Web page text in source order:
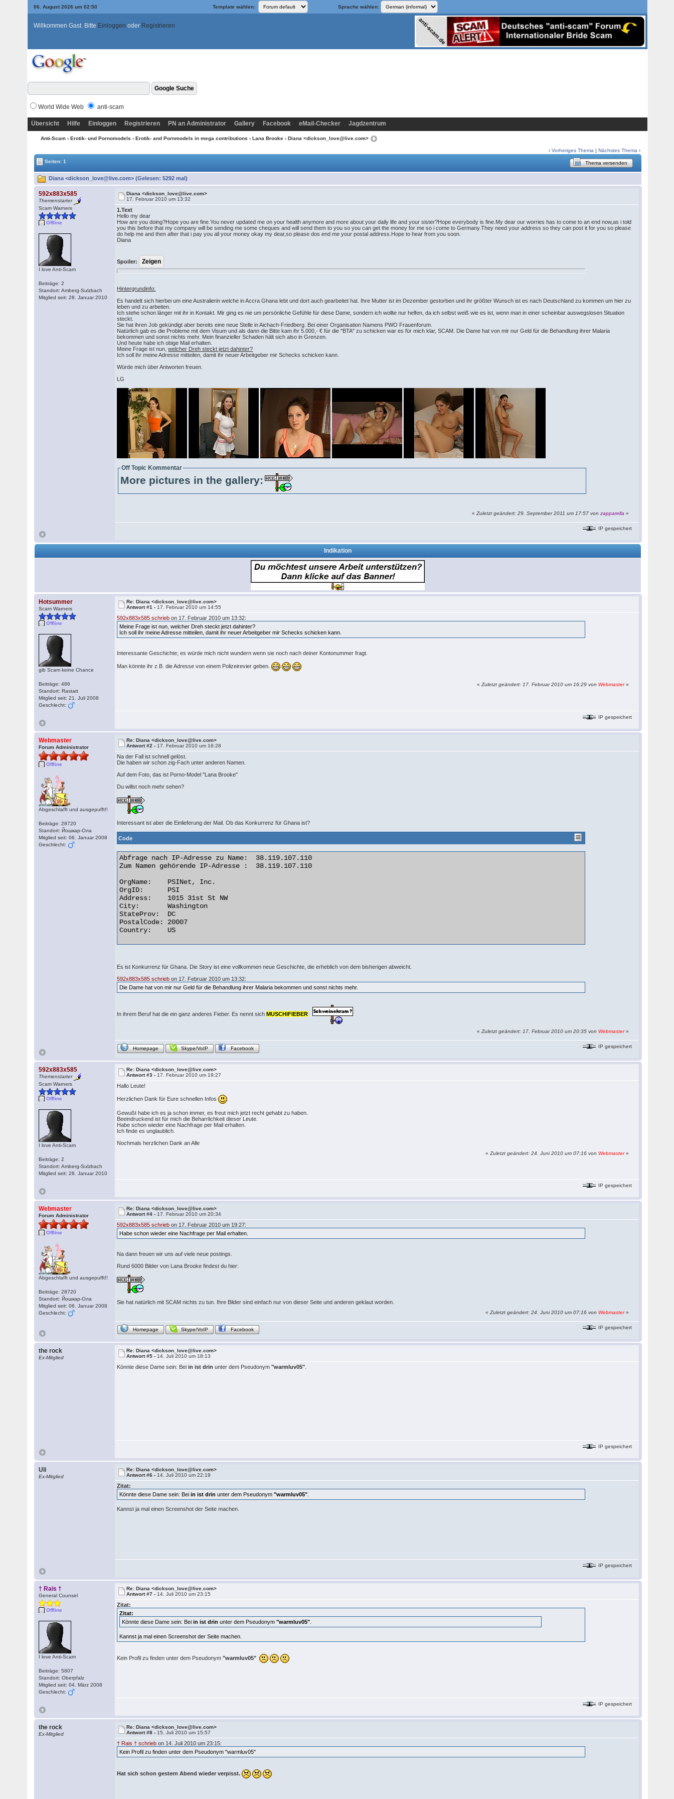
06. August 2026 um 02:50 Template wählen: Sprache wählen:
Willkommen Gast. Bitte Einloggen oder Registrieren
World Wide Web anti-scam
Übersicht Hilfe Einloggen Registrieren PN an Administrator Gallery Facebook eMail-Checker Jagdzentrum
Anti-Scam › Erotik- und Pornomodels › Erotik- and Pornmodels in mega contributions › Lana Brooke › Diana <dickson_love@live.com>
‹Vorheriges Thema |Nächstes Thema ›
Seiten: 1
Thema versenden
Diana <dickson_love@live.com> (Gelesen: 5292 mal)
592x883x585
Themenstarter
Scam Warners
Offline
I love Anti-Scam
Beiträge: 2
Standort: Amberg-Sulzbach
Mitglied seit: 28. Januar 2010
Diana <dickson_love@live.com>
17. Februar 2010 um 13:32
1.Text
Hello my dear
How are you doing?Hope you are fine.You never updated me on your health anymore and more about your daily life and your sister?Hope everybody is fine.My dear our worries has to come to an end now,as i told
you this before that my company will be sending me some cheques and will send them to you so you can get the money for me so i come to Germany.They need your address so they can post it for you so please
do help me and then after that i pay you all your money okay my dear,so please dos end me your postal address.Hope to hear from you soon.
Diana
Spoiler:
Hintergrundinfo:
Es handelt sich hierbei um eine Australierin welche in Accra Ghana lebt und dort auch gearbeitet hat. Ihre Mutter ist im Dezember gestorben und ihr größter Wunsch ist es nach Deutschland zu kommen um hier zu
leben und zu arbeiten.
Ich stehe schon länger mit ihr in Kontakt. Mir ging es nie um persönliche Gefühle für diese Dame, sondern ich wollte nur helfen, da ich selbst weiß wie es ist, wenn man in einer scheinbar auswegslosen Situation
steckt.
Sie hat ihren Job gekündigt aber bereits eine neue Stelle in Aichach-Friedberg. Bei einer Organisation Namens PWO Frauenforum.
Natürlich gab es die Probleme mit dem Visum und als dann die Bitte kam ihr 5.000,- € für die "BTA" zu schicken war es für mich klar, SCAM. Die Dame hat von mir nur Geld für die Behandlung ihrer Malaria
bekommen und sonst nichts mehr. Mein finanzieller Schaden hält sich also in Grenzen.
Und heute habe ich obige Mail erhalten.
Meine Frage ist nun,welcher Dreh steckt jetzt dahinter?
Ich soll ihr meine Adresse mitteilen, damit ihr neuer Arbeitgeber mir Schecks schicken kann.
Würde mich über Antworten freuen.
LG
Off Topic Kommentar
More pictures in the gallery:
«Zuletzt geändert: 29. September 2011 um 17:57 vonzapparella »
IP gespeichert
Indikation
Hotsummer
Scam Warners
Offline
gib Scam keine Chance
Beiträge: 486
Standort: Rastatt
Mitglied seit: 21. Juli 2008
Geschlecht:
Re: Diana <dickson_love@live.com>
Antwort #1 - 17. Februar 2010 um 14:55
592x883x585 schrieb on 17. Februar 2010 um 13:32:
Meine Frage ist nun, welcher Dreh steckt jetzt dahinter?
Ich soll ihr meine Adresse mitteilen, damit ihr neuer Arbeitgeber mir Schecks schicken kann.
Interessante Geschichte; es würde mich nicht wundern wenn sie noch nach deiner Kontonummer fragt.
Man könnte ihr z.B. die Adresse von einem Polizeirevier geben.
«Zuletzt geändert: 17. Februar 2010 um 16:29 von Webmaster»
IP gespeichert
Webmaster
Forum Administrator
Offline
Abgeschlafft und ausgepufft!!
Beiträge: 28720
Standort: Йошкар-Ола
Mitglied seit: 06. Januar 2008
Geschlecht:
Re: Diana <dickson_love@live.com>
Antwort #2 - 17. Februar 2010 um 16:28
Na der Fall ist schnell gelöst.
Die haben wir schon zig-Fach unter anderen Namen.
Auf dem Foto, das ist Porno-Model "Lana Brooke"
Du willst noch mehr sehen?
Interessant ist aber die Einlieferung der Mail. Ob das Konkurrenz für Ghana ist?
Code
Abfrage nach IP-Adresse zu Name:  38.119.107.110
Zum Namen gehörende IP-Adresse :  38.119.107.110
OrgName:    PSINet, Inc.
OrgID:      PSI
Address:    1015 31st St NW
City:       Washington
StateProv:  DC
PostalCode: 20007
Country:    US
Es ist Konkurrenz für Ghana. Die Story ist eine vollkommen neue Geschichte, die erheblich von dem bisherigen abweicht.
592x883x585 schrieb on 17. Februar 2010 um 13:32:
Die Dame hat von mir nur Geld für die Behandlung ihrer Malaria bekommen und sonst nichts mehr.
In ihrem Beruf hat die ein ganz anderes Fieber. Es nennt sichMUSCHIFIEBER
«Zuletzt geändert: 17. Februar 2010 um 20:35 von Webmaster»
Homepage Skype/VoIP Facebook IP gespeichert
592x883x585
Themenstarter
Scam Warners
Offline
I love Anti-Scam
Beiträge: 2
Standort: Amberg-Sulzbach
Mitglied seit: 28. Januar 2010
Re: Diana <dickson_love@live.com>
Antwort #3 - 17. Februar 2010 um 19:27
Hallo Leute!
Herzlichen Dank für Eure schnellen Infos
Gewußt habe ich es ja schon immer, es freut mich jetzt recht gehabt zu haben.
Beeindruckend ist für mich die Beharrlichkeit dieser Leute.
Habe schon wieder eine Nachfrage per Mail erhalten.
Ich finde es unglaublich.
Nochmals herzlichen Dank an Alle
«Zuletzt geändert: 24. Juni 2010 um 07:16 von Webmaster»
IP gespeichert
Webmaster
Forum Administrator
Offline
Abgeschlafft und ausgepufft!!
Beiträge: 28720
Standort: Йошкар-Ола
Mitglied seit: 06. Januar 2008
Geschlecht:
Re: Diana <dickson_love@live.com>
Antwort #4 - 17. Februar 2010 um 20:34
592x883x585 schrieb on 17. Februar 2010 um 19:27:
Habe schon wieder eine Nachfrage per Mail erhalten.
Na dann freuen wir uns auf viele neue postings.
Rund 6000 Bilder von Lana Brooke findest du hier:
Sie hat natürlich mit SCAM nichts zu tun. Ihre Bilder sind einfach nur von dieser Seite und anderen geklaut worden.
«Zuletzt geändert: 24. Juni 2010 um 07:16 von Webmaster»
Homepage Skype/VoIP Facebook IP gespeichert
the rock
Ex-Mitglied
Re: Diana <dickson_love@live.com>
Antwort #5 - 14. Juli 2010 um 18:13
Könnte diese Dame sein: Beiin ist drin unter dem Pseudonym"warmluv05"
IP gespeichert
Uli
Ex-Mitglied
Re: Diana <dickson_love@live.com>
Antwort #6 - 14. Juli 2010 um 22:19
Zitat:
Könnte diese Dame sein: Beiin ist drin unter dem Pseudonym"warmluv05"
Kannst ja mal einen Screenshot der Seite machen.
IP gespeichert
† Rais †
General Counsel
Offline
I love Anti-Scam
Beiträge: 5807
Standort: Oberpfalz
Mitglied seit: 04. März 2008
Geschlecht:
Re: Diana <dickson_love@live.com>
Antwort #7 - 14. Juli 2010 um 23:15
Zitat:
Zitat:
Könnte diese Dame sein: Beiin ist drin unter dem Pseudonym"warmluv05"
Kannst ja mal einen Screenshot der Seite machen.
Kein Profil zu finden unter dem Pseudonym"warmluv05"
IP gespeichert
the rock
Ex-Mitglied
Re: Diana <dickson_love@live.com>
Antwort #8 - 15. Juli 2010 um 15:57
† Rais † schrieb on 14. Juli 2010 um 23:15:
Kein Profil zu finden unter dem Pseudonym "warmluv05"
Hat sich schon gestern Abend wieder verpisst.